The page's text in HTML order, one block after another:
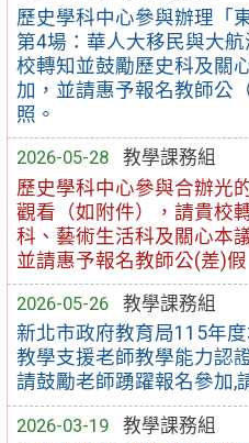
歷史學科中心參與辦理「
第4場：華人大移民與大
校轉知並鼓勵歷史科及關
加，並請惠予報名教師公
照。
2026-05-28
教學課務組
歷史學科中心參與合辦光
觀看（如附件），請貴校
科、藝術生活科及關心本
並請惠予報名教師公(差)
2026-05-26
教學課務組
新北市政府教育局115年
教學支援老師教學能力認
請鼓勵老師踴躍報名參加,
2026-03-19
教學課務組